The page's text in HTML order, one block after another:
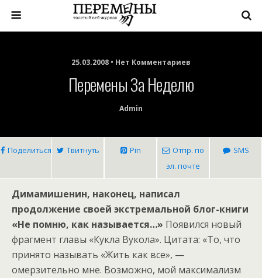
25.03.2008 • Нет Комментариев
Перемены За Неделю
Admin
Поделиться Твитнуть Pin
Отпр. по
эл. почте
SMS
Димамишенин, наконец, написал
продолжение своей экстремальной блог-книги
«Не помню, как называется…» Появился новый
фрагмент главы «Кукла Вукола». Цитата: «То, что
принято называть «Жить как все», —
омерзительно мне. Возможно, мой максимализм